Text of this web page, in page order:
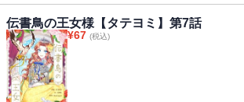
伝書鳥の王女様【タテヨミ】第7話
¥67 (税込)